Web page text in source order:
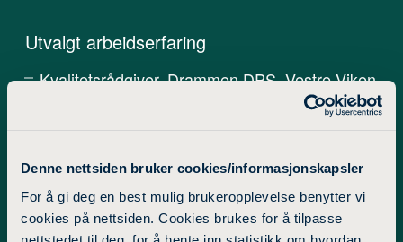
Denne nettsiden bruker cookies/informasjonskapsler
For å gi deg en best mulig brukeropplevelse benytter vi
cookies på nettsiden. Cookies brukes for å tilpasse
Utvalgt arbeidserfaring
Kvalitetsrådgiver, Drammen DPS, Vestre Viken
Fagutviklingsansvarlig, Vestre Viken HF, Klinikk
for psykisk helse og rus, Drammen DPS,
Akuttseksjon